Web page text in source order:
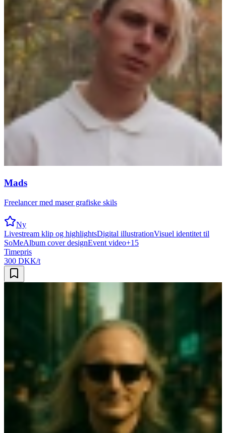
Mads
Freelancer med maser grafiske skils
Ny
Livestream klip og highlightsDigital illustrationVisuel identitet til
SoMeAlbum cover designEvent video+15
Timepris
300 DKK/t